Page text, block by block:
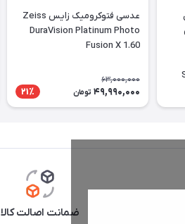
عدسی فتوکرومیک زایس Zeiss
DuraVision Platinum Photo
Fusion X 1.60
63,000,000
49,990,000 تومان 21٪
ضمانت اصالت کالا